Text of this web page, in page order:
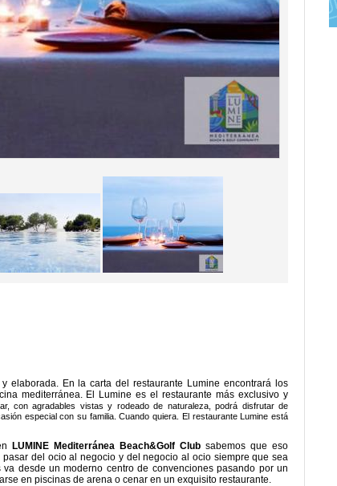
elaborada. En la carta del restaurante Lumine encontrará los
mediterránea. El Lumine es el restaurante más exclusivo y
con agradables vistas y rodeado de naturaleza, podrá disfrutar de
especial con su familia. Cuando quiera. El restaurante Lumine está
LUMINE Mediterránea Beach&Golf Clubsabemos que eso
del ocio al negocio y del negocio al ocio siempre que sea
desde un moderno centro de convenciones pasando por un
en piscinas de arena o cenar en un exquisito restaurante.